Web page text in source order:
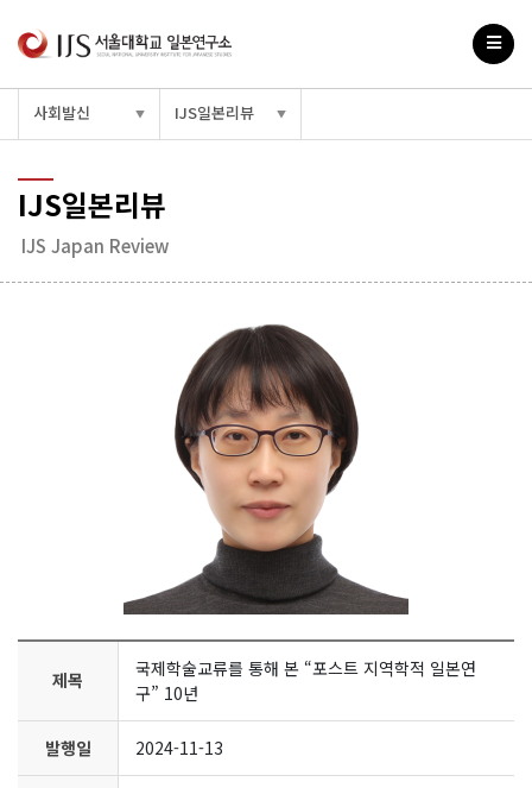
사회발신 ▼ IJS일본리뷰 ▼
IJS일본리뷰
IJS Japan Review
제목
국제학술교류를 통해 본 “포스트 지역학적 일본연
구” 10년
발행일 2024-11-13